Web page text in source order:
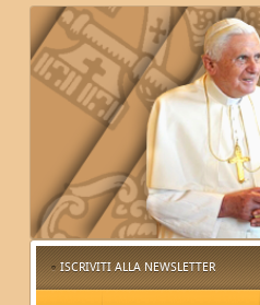
ISCRIVITI ALLA NEWSLETTER